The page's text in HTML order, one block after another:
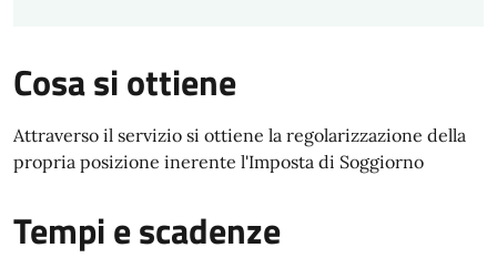
Cosa si ottiene
Attraverso il servizio si ottiene la regolarizzazione della
propria posizione inerente l'Imposta di Soggiorno
Tempi e scadenze